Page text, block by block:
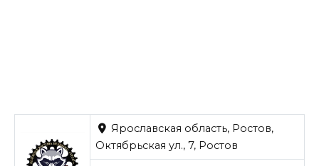
Ярославская область, Ростов,
Октябрьская ул., 7, Ростов